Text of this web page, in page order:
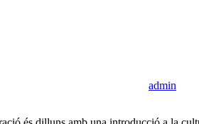
admin